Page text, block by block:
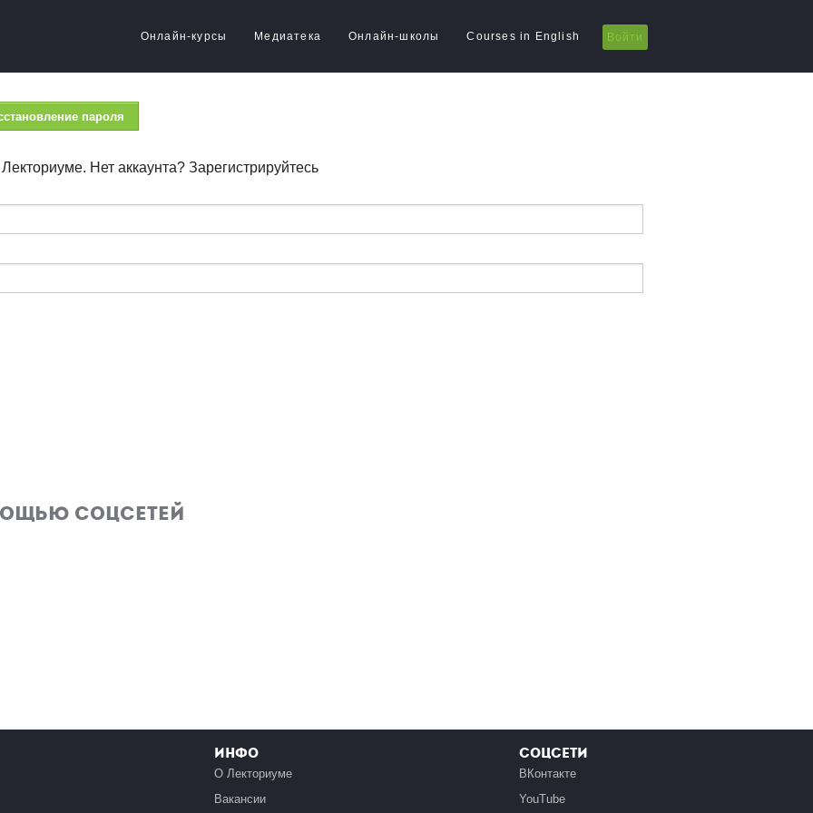
Онлайн-курсы Медиатека Онлайн-школы Courses in English Войти
пароля
соцсетей
Инфо
О Лекториуме
Вакансии
Соцсети
ВКонтакте
YouTube